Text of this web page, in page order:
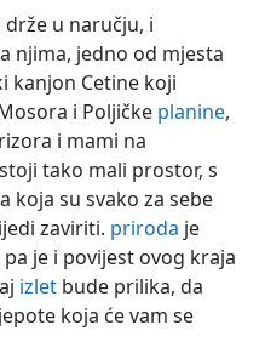
drže u naručju, i
njima, jedno od mjesta
kanjon Cetine koji
i Poljičke planine,
i mami na
tako mali prostor, s
koja su svako za sebe
zaviriti. priroda je
je i povijest ovog kraja
izlet bude prilika, da
koja će vam se